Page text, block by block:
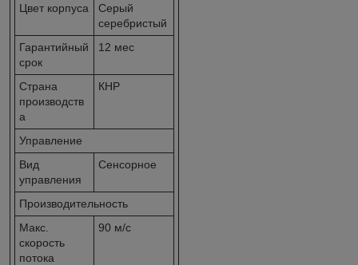
Цвет корпуса
Серый
серебристый
Гарантийный
срок
12 мес
Страна
производств
а
КНР
Управление
Вид
управления
Сенсорное
Производительность
Макс.
скорость
потока
90 м/с